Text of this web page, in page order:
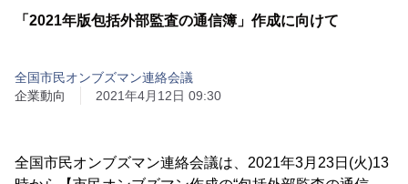
「2021年版包括外部監査の通信簿」作成に向けて
全国市民オンブズマン連絡会議
企業動向
2021年4月12日 09:30
全国市民オンブズマン連絡会議は、2021年3月23日(火)13